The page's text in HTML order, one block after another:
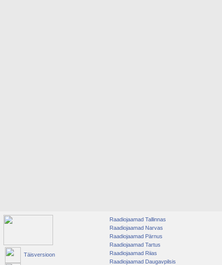
Täisversioon
Raadiojaamad Tallinnas
Raadiojaamad Narvas
Raadiojaamad Pärnus
Raadiojaamad Tartus
Raadiojaamad Riias
Raadiojaamad Daugavpilsis